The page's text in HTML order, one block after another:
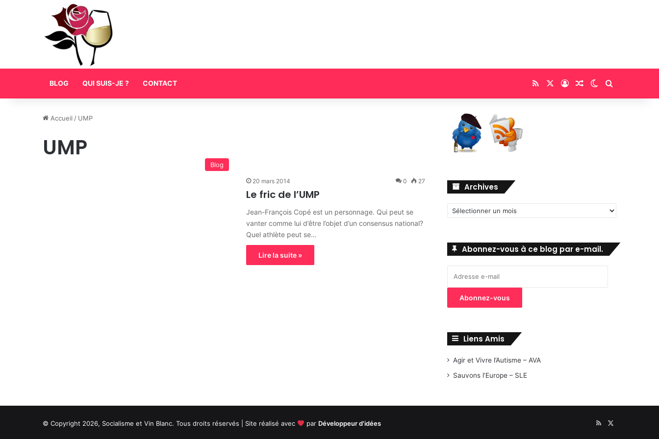
BLOG QUI SUIS-JE ? CONTACT RSS Connexion
Article Aléatoire
Switch skin
Accueil / UMP
UMP
Blog
20 mars 2014 0 27
Le fric de l’UMP
Jean-François Copé est un personnage. Qui peut se
vanter comme lui d’être l’objet d’un consensus national?
Quel athlète peut se…
Lire la suite »
Archives Archives
Abonnez-vous à ce blog par e-mail.
e-
Abonnez-vous
Liens Amis
Agir et Vivre l’Autisme – AVA
Sauvons l’Europe – SLE
© Copyright 2026, Socialisme et Vin Blanc. Tous droits réservés | Site réalisé avec par Développeur d'idées RSSX